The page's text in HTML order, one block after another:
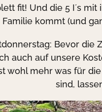
fit! Und die 5 I´s
Familie kommt (und
Bevor die
auch auf unsere
wohl mehr was für
sind,